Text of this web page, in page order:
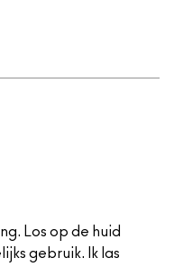
Los op de huid
gebruik. Ik las